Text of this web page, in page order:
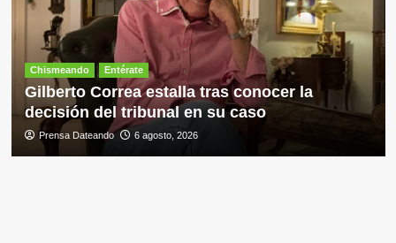
Chismeando Entérate
Gilberto Correa estalla tras conocer la
decisión del tribunal en su caso
Prensa Dateando 6 agosto, 2026